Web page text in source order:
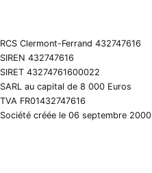
RCS Clermont-Ferrand 432747616
SIREN 432747616
SIRET 43274761600022
SARL au capital de 8 000 Euros
TVA FR01432747616
Société créée le 06 septembre 2000